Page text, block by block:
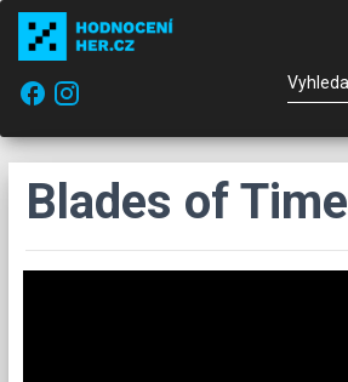
facebook
Blades of Time